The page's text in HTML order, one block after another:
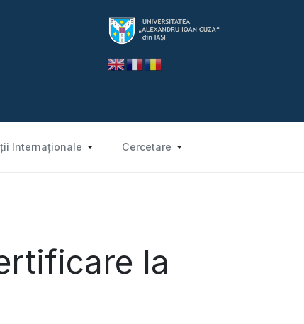
Internaționale Cercetare
la